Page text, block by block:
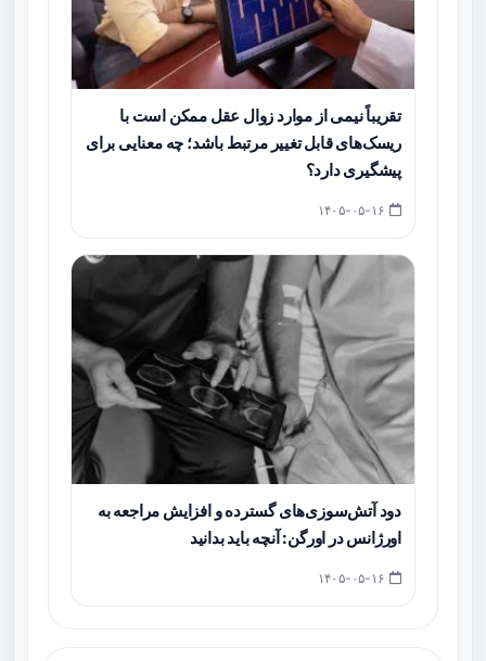
تقریباً نیمی از موارد زوال عقل ممکن است با
ریسک‌های قابل تغییر مرتبط باشد؛ چه معنایی برای
پیشگیری دارد؟
دود آتش‌سوزی‌های گسترده و افزایش مراجعه به
اورژانس در اورگن: آنچه باید بدانید